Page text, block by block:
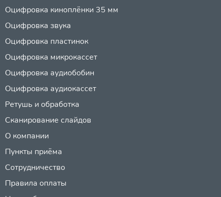
Оцифровка киноплёнки 35 мм
Оцифровка звука
Оцифровка пластинок
Оцифровка микрокассет
Оцифровка аудиобобин
Оцифровка аудиокассет
Ретушь и обработка
Сканирование слайдов
О компании
Пункты приёма
Сотрудничество
Правила оплаты